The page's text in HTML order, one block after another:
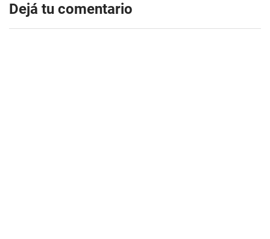
Dejá tu comentario